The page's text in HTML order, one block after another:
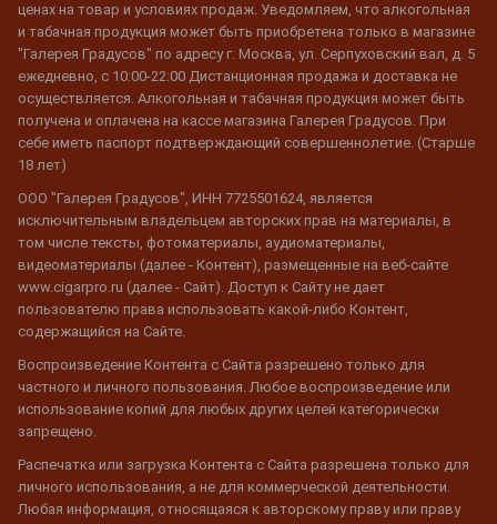
ценах на товар и условиях продаж. Уведомляем, что алкогольная
и табачная продукция может быть приобретена только в магазине
"Галерея Градусов" по адресу г. Москва, ул. Серпуховский вал, д. 5
ежедневно, с 10:00-22:00 Дистанционная продажа и доставка не
осуществляется. Алкогольная и табачная продукция может быть
получена и оплачена на кассе магазина Галерея Градусов. При
себе иметь паспорт подтверждающий совершеннолетие. (Старше
18 лет)
ООО "Галерея Градусов", ИНН 7725501624, является
исключительным владельцем авторских прав на материалы, в
том числе тексты, фотоматериалы, аудиоматериалы,
видеоматериалы (далее - Контент), размещенные на веб-сайте
www.cigarpro.ru (далее - Сайт). Доступ к Сайту не дает
пользователю права использовать какой-либо Контент,
содержащийся на Сайте.
Воспроизведение Контента с Сайта разрешено только для
частного и личного пользования. Любое воспроизведение или
использование копий для любых других целей категорически
запрещено.
Распечатка или загрузка Контента с Сайта разрешена только для
личного использования, а не для коммерческой деятельности.
Любая информация, относящаяся к авторскому праву или праву